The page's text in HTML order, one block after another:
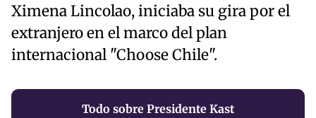
Ximena Lincolao, iniciaba su gira por el
extranjero en el marco del plan
internacional "Choose Chile".
Todo sobre Presidente Kast